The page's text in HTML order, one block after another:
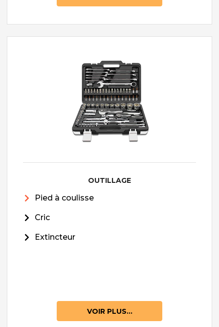
OUTILLAGE
Pied à coulisse
Cric
Extincteur
VOIR PLUS...